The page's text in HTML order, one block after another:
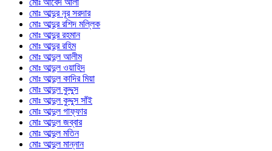
মোঃ আবেদ আলী
মোঃ আব্দুর নূর সরদার
মোঃ আব্দুর রশিদ মল্লিক
মোঃ আব্দুর রহমান
মোঃ আব্দুর রহিম
মোঃ আব্দুল আলীম
মোঃ আব্দুল ওয়াহিদ
মোঃ আব্দুল কাদির মিয়া
মোঃ আব্দুল কুদ্দুস
মোঃ আব্দুল কুদ্দুস সাঁই
মোঃ আব্দুল গাফ্ফার
মোঃ আব্দুল জব্বার
মোঃ আব্দুল মতিন
মোঃ আব্দুল মান্নান